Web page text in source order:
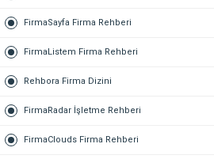
FirmaSayfa Firma Rehberi
FirmaListem Firma Rehberi
Rehbora Firma Dizini
FirmaRadar İşletme Rehberi
FirmaClouds Firma Rehberi